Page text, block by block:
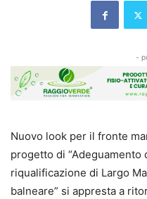
-
Nuovo look per il fronte
progetto di
riqualificazione di Largo
balneare” si appresta a